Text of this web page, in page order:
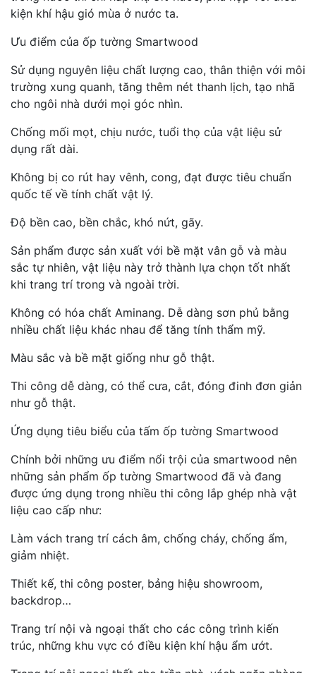
kiện khí hậu gió mùa ở nước ta.
Ưu điểm của ốp tường Smartwood
Sử dụng nguyên liệu chất lượng cao, thân thiện với môi
trường xung quanh, tăng thêm nét thanh lịch, tạo nhã
cho ngôi nhà dưới mọi góc nhìn.
Chống mối mọt, chịu nước, tuổi thọ của vật liệu sử
dụng rất dài.
Không bị co rút hay vênh, cong, đạt được tiêu chuẩn
quốc tế về tính chất vật lý.
Độ bền cao, bền chắc, khó nứt, gãy.
Sản phẩm được sản xuất với bề mặt vân gỗ và màu
sắc tự nhiên, vật liệu này trở thành lựa chọn tốt nhất
khi trang trí trong và ngoài trời.
Không có hóa chất Aminang. Dễ dàng sơn phủ bằng
nhiều chất liệu khác nhau để tăng tính thẩm mỹ.
Màu sắc và bề mặt giống như gỗ thật.
Thi công dễ dàng, có thể cưa, cắt, đóng đinh đơn giản
như gỗ thật.
Ứng dụng tiêu biểu của tấm ốp tường Smartwood
Chính bởi những ưu điểm nổi trội của smartwood nên
những sản phẩm ốp tường Smartwood đã và đang
được ứng dụng trong nhiều thi công lắp ghép nhà vật
liệu cao cấp như:
Làm vách trang trí cách âm, chống cháy, chống ẩm,
giảm nhiệt.
Thiết kế, thi công poster, bảng hiệu showroom,
backdrop…
Trang trí nội và ngoại thất cho các công trình kiến
trúc, những khu vực có điều kiện khí hậu ẩm ướt.